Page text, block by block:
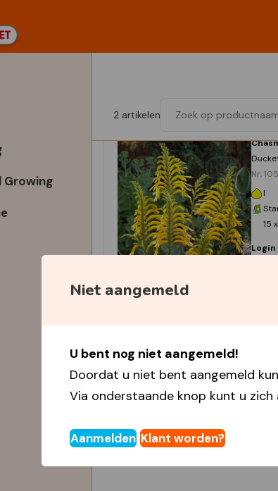
Niet aangemeld
U bent nog niet aangemeld!
Doordat u niet bent aangemeld
Via onderstaande knop kunt u
Aanmelden Klant worden?
Growing
2 artikelen
Nr.
I
15